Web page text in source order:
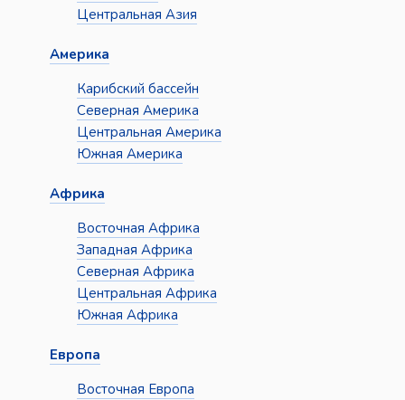
Центральная Азия
Америка
Карибский бассейн
Северная Америка
Центральная Америка
Южная Америка
Африка
Восточная Африка
Западная Африка
Северная Африка
Центральная Африка
Южная Африка
Европа
Восточная Европа